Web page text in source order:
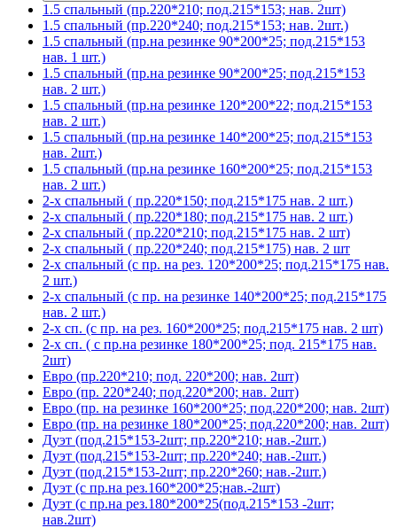
1.5 спальный (пр.220*210; под.215*153; нав. 2шт)
1.5 спальный (пр.220*240; под.215*153; нав. 2шт.)
1.5 спальный (пр.на резинке 90*200*25; под.215*153
нав. 1 шт.)
1.5 спальный (пр.на резинке 90*200*25; под.215*153
нав. 2 шт.)
1.5 спальный (пр.на резинке 120*200*22; под.215*153
нав. 2 шт.)
1.5 спальный (пр.на резинке 140*200*25; под.215*153
нав. 2шт.)
1.5 спальный (пр.на резинке 160*200*25; под.215*153
нав. 2 шт.)
2-х спальный ( пр.220*150; под.215*175 нав. 2 шт.)
2-х спальный ( пр.220*180; под.215*175 нав. 2 шт.)
2-х спальный ( пр.220*210; под.215*175 нав. 2 шт)
2-х спальный ( пр.220*240; под.215*175) нав. 2 шт
2-х спальный (с пр. на рез. 120*200*25; под.215*175 нав.
2 шт.)
2-х спальный (с пр. на резинке 140*200*25; под.215*175
нав. 2 шт.)
2-х сп. (с пр. на рез. 160*200*25; под.215*175 нав. 2 шт)
2-х сп. ( с пр.на резинке 180*200*25; под. 215*175 нав.
2шт)
Евро (пр.220*210; под. 220*200; нав. 2шт)
Евро (пр. 220*240; под.220*200; нав. 2шт)
Евро (пр. на резинке 160*200*25; под.220*200; нав. 2шт)
Евро (пр. на резинке 180*200*25; под.220*200; нав. 2шт)
Дуэт (под.215*153-2шт; пр.220*210; нав.-2шт.)
Дуэт (под.215*153-2шт; пр.220*240; нав.-2шт.)
Дуэт (под.215*153-2шт; пр.220*260; нав.-2шт.)
Дуэт (с пр.на рез.160*200*25;нав.-2шт)
Дуэт (с пр.на рез.180*200*25(под.215*153 -2шт;
нав.2шт)